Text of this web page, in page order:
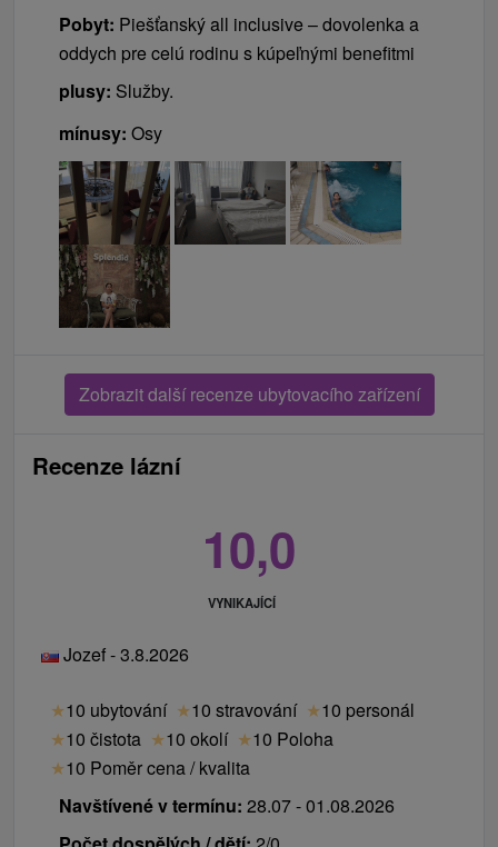
Pobyt: Piešťanský all inclusive – dovolenka a
oddych pre celú rodinu s kúpeľnými benefitmi
plusy: Služby.
mínusy: Osy
Zobrazit další recenze ubytovacího zařízení
Recenze lázní
10,0
VYNIKAJÍCÍ
Jozef - 3.8.2026
★10 ubytování ★10 stravování ★10 personál
★10 čistota ★10 okolí ★10 Poloha
★10 Poměr cena / kvalita
Navštívené v termínu: 28.07 - 01.08.2026